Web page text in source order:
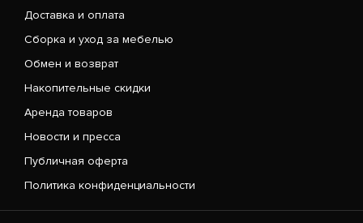
Доставка и оплата
Сборка и уход за мебелью
Обмен и возврат
Накопительные скидки
Аренда товаров
Новости и пресса
Публичная оферта
Политика конфиденциальности